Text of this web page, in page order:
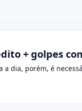
+ golpes
dia, porém, é